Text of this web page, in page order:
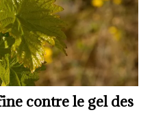
contre le gel des